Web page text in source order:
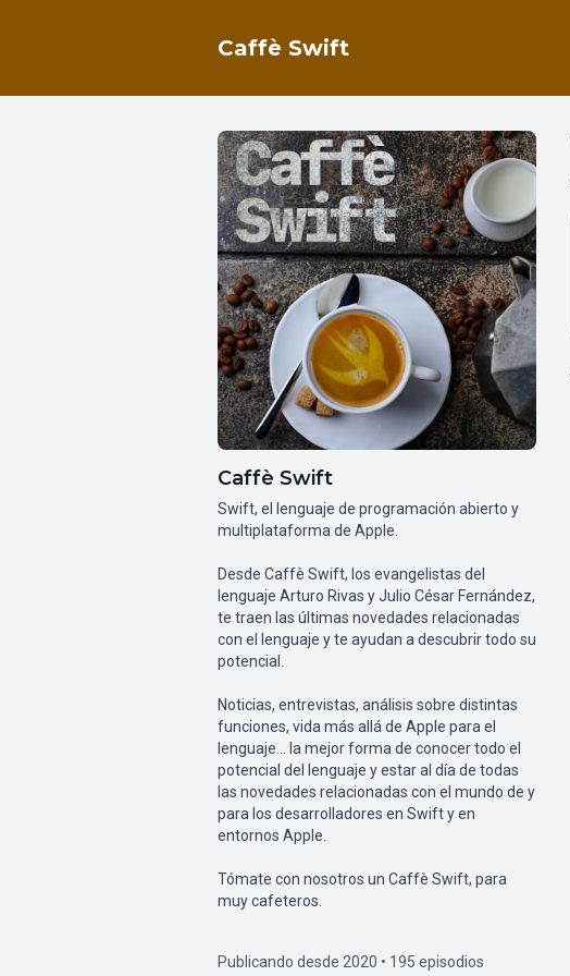
Caffè Swift
Caffè Swift
Swift, el lenguaje de programación abierto y
multiplataforma de Apple.
Desde Caffè Swift, los evangelistas del
lenguaje Arturo Rivas y Julio César Fernández,
te traen las últimas novedades relacionadas
con el lenguaje y te ayudan a descubrir todo su
potencial.
Noticias, entrevistas, análisis sobre distintas
funciones, vida más allá de Apple para el
lenguaje... la mejor forma de conocer todo el
potencial del lenguaje y estar al día de todas
las novedades relacionadas con el mundo de y
para los desarrolladores en Swift y en
entornos Apple.
Tómate con nosotros un Caffè Swift, para
muy cafeteros.
Publicando desde 2020 • 195 episodios